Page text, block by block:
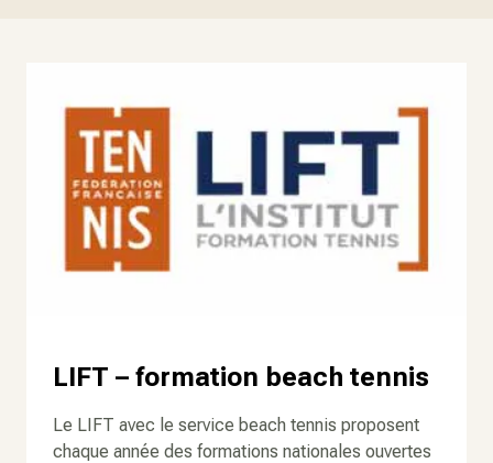
LIFT – formation beach tennis
Le LIFT avec le service beach tennis proposent
chaque année des formations nationales ouvertes